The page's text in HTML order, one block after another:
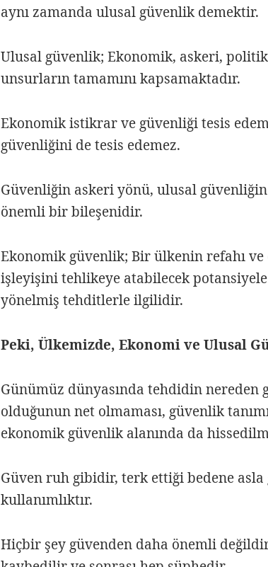
aynı zamanda ulusal güvenlik demektir.
Ulusal güvenlik; Ekonomik, askeri,
unsurların tamamını kapsamaktadır.
Ekonomik istikrar ve güvenliği tesis
güvenliğini de tesis edemez.
Güvenliğin askeri yönü, ulusal
önemli bir bileşenidir.
Ekonomik güvenlik; Bir ülkenin refahı
işleyişini tehlikeye atabilecek
yönelmiş tehditlerle ilgilidir.
Peki, Ülkemizde, Ekonomi ve Ulusal
Günümüz dünyasında tehdidin nereden
olduğunun net olmaması, güvenlik
ekonomik güvenlik alanında da
Güven ruh gibidir, terk ettiği bedene
kullanımlıktır.
Hiçbir şey güvenden daha önemli